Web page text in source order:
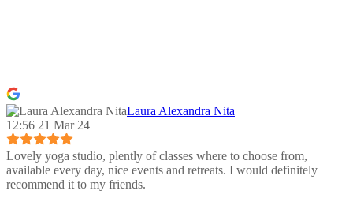
Laura Alexandra Nita
12:56 21 Mar 24
Lovely yoga studio, plently of classes where to choose from,
available every day, nice events and retreats. I would definitely
recommend it to my friends.